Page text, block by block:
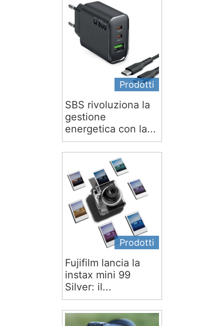
Prodotti
SBS rivoluziona la
gestione
energetica con la...
Prodotti
Fujifilm lancia la
instax mini 99
Silver: il...